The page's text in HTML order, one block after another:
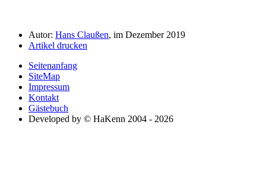
Autor: Hans Claußen, im Dezember 2019
Artikel drucken
Seitenanfang
SiteMap
Impressum
Kontakt
Gästebuch
Developed by © HaKenn 2004 - 2026